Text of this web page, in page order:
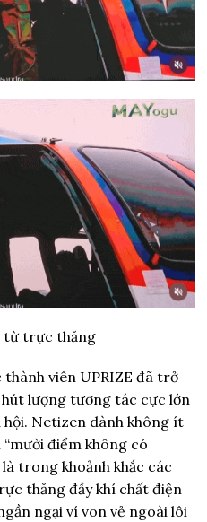
từ trực thăng
thành viên UPRIZE đã trở
lượng tương tác cực lớn
Netizen dành không ít
điểm không có
trong khoảnh khắc các
thăng đầy khí chất điện
ngại ví von vẻ ngoài lôi